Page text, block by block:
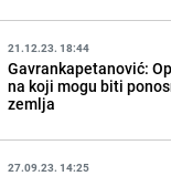
21.12.23. 18:44
Gavrankapetanović:
na koji mogu biti
zemlja
27.09.23. 14:25